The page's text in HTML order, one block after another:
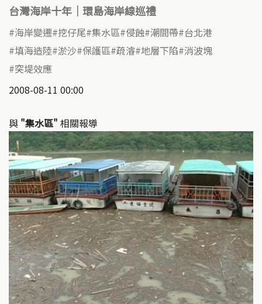
台灣海岸十年｜環島海岸線巡禮
海岸變遷 挖仔尾 集水區 侵蝕 潮間帶 台北港
填海造陸 淤沙 保護區 疏濬 地層下陷 消波塊
突堤效應
2008-08-11 00:00
與 "集水區" 相關報導